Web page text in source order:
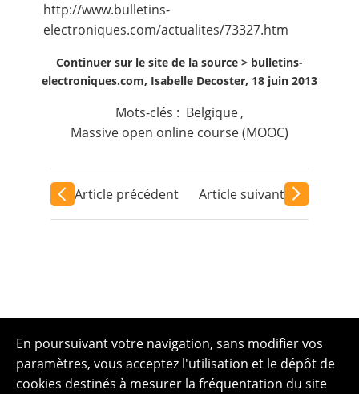
http://www.bulletins-
electroniques.com/actualites/73327.htm
Continuer sur le site de la source > bulletins-
electroniques.com, Isabelle Decoster, 18 juin 2013
Mots-clés : Belgique ,
Massive open online course (MOOC)
Article précédent Article suivant
En poursuivant votre navigation, sans modifier vos
paramètres, vous acceptez l'utilisation et le dépôt de
cookies destinés à mesurer la fréquentation du site